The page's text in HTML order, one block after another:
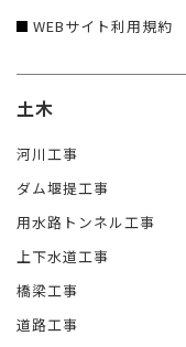
WEBサイト利用規約
土木
河川工事
ダム堰提工事
用水路トンネル工事
上下水道工事
橋梁工事
道路工事